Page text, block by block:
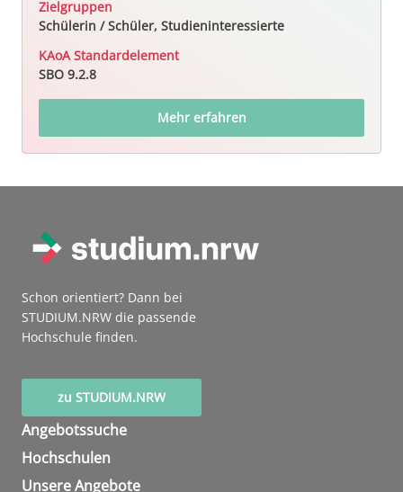
Zielgruppen
Schülerin / Schüler, Studieninteressierte
KAoA Standardelement
SBO 9.2.8
Mehr erfahren
Schon orientiert? Dann bei
STUDIUM.NRW die passende
Hochschule finden.
zu STUDIUM.NRW
Angebotssuche
Hochschulen
Unsere Angebote